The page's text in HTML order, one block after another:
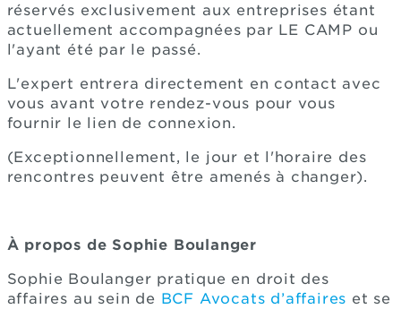
réservés exclusivement aux entreprises étant
actuellement accompagnées par LE CAMP ou
l'ayant été par le passé.
L'expert entrera directement en contact avec
vous avant votre rendez-vous pour vous
fournir le lien de connexion.
(Exceptionnellement, le jour et l'horaire des
rencontres peuvent être amenés à changer).
À propos de Sophie Boulanger
Sophie Boulanger pratique en droit des
affaires au sein de BCF Avocats d’affaires et se